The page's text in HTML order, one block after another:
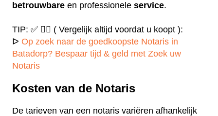
betrouwbare en professionele service.
TIP: ✅ ✍🏻 ( Vergelijk altijd voordat u koopt ):
ᐅ Op zoek naar de goedkoopste Notaris in
Batadorp? Bespaar tijd & geld met Zoek uw
Notaris
Kosten van de Notaris
De tarieven van een notaris variëren afhankelijk